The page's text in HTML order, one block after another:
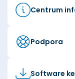
Centrum
Podpora
Software